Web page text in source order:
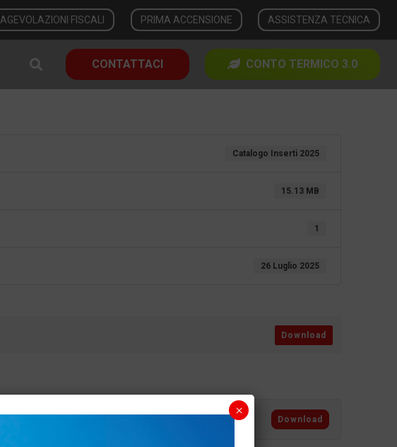
AGEVOLAZIONI FISCALI PRIMA ACCENSIONE ASSISTENZA TECNICA
CONTATTACI CONTO TERMICO 3.0
Catalogo Inserti 2025
15.13 MB
1
26 Luglio 2025
Download
Download
×